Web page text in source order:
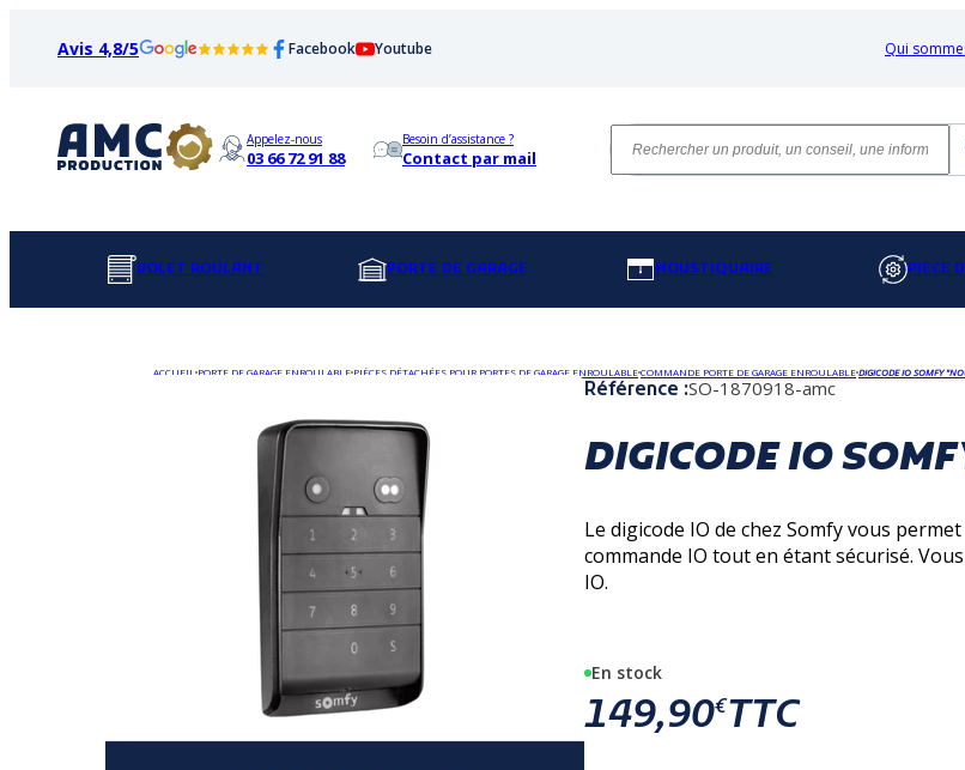
Avis 4,8/5 Facebook Youtube Qui
Appelez-nous
03 66 72 91 88
Besoin d’assistance ?
Contact par mail
VOLET ROULANT PORTE DE GARAGE MOUSTIQUAIRE PIÈCE
ACCUEIL PORTE DE GARAGE ENROULABLE PIÈCES DÉTACHÉES POUR PORTES DE GARAGE ENROULABLECOMMANDE PORTE DE GARAGE ENROULABLEDIGICODE IO SOMFY
Référence :SO-1870918-amc
DIGICODE IO
Le digicode IO de chez Somfy vous
commande IO tout en étant sécurisé.
IO.
En stock
149,90€TTC